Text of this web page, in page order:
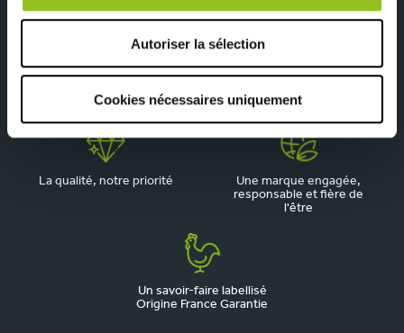
Autoriser la sélection
Cookies nécessaires uniquement
cuisine aménagée
respecte votre budget
La qualité, notre priorité
Une marque engagée,
responsable et fière de
l'être
Un savoir-faire labellisé
Origine France Garantie